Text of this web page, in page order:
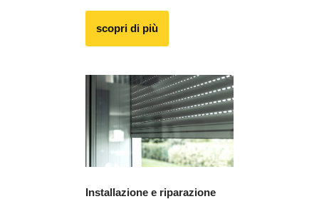
scopri di più
Installazione e riparazione